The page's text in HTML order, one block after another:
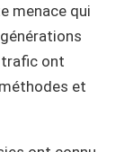
menace qui
trafic ont
et